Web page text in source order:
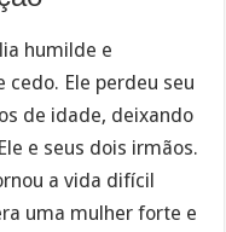
humilde e
Ele perdeu seu
de idade, deixando
e seus dois irmãos.
a vida difícil
uma mulher forte e